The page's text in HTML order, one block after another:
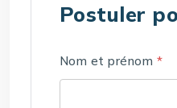
Postuler
Nom et prénom *